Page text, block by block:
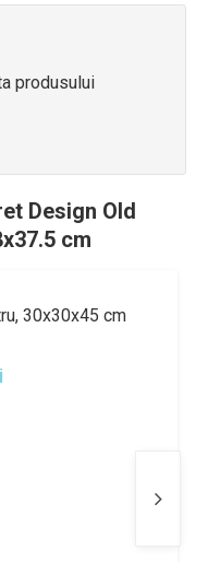
produsului
Design Old
cm
30x30x45 cm